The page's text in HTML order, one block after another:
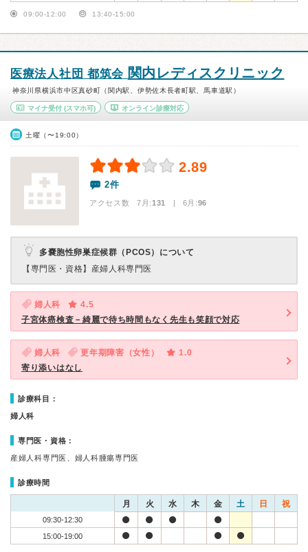
09:00-12:00 13:40-15:00
医療法人社団 都筑会 関内レディスクリニック
神奈川県横浜市中区真砂町（関内駅、伊勢佐木長者町駅、馬車道駅）
マイナ受付 (スマホ可) オンライン診療対応
土曜（〜19:00）
2.89
2件
アクセス数 7月:131 | 6月:96
多嚢胞性卵巣症候群（PCOS）について
【専門医・資格】 産婦人科専門医
婦人科
4.5
子宮体癌検査－綺麗で待ち時間もなく先生も笑顔で対応
婦人科 更年期障害（女性）
1.0
寄り添いはなし
診療科目：
婦人科
専門医・資格：
産婦人科専門医、婦人科腫瘍専門医
診療時間
月 火 水 木 金 土 日 祝
09:30-12:30
15:00-19:00